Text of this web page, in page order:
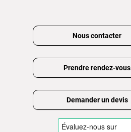
Nous contacter
Prendre rendez-vous
Demander un devis